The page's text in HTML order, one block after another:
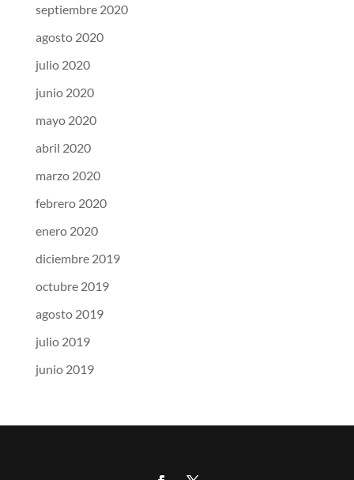
septiembre 2020
agosto 2020
julio 2020
junio 2020
mayo 2020
abril 2020
marzo 2020
febrero 2020
enero 2020
diciembre 2019
octubre 2019
agosto 2019
julio 2019
junio 2019